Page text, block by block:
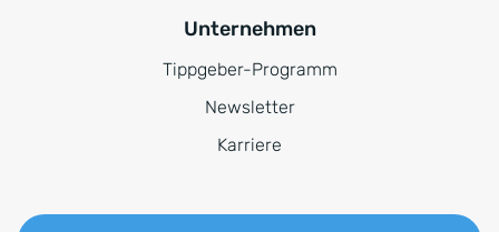
Unternehmen
Tippgeber-Programm
Newsletter
Karriere